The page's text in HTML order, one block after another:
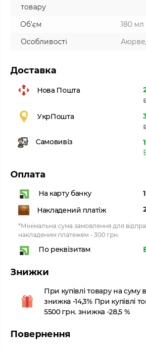
товару
Об'єм
180 мл
Особливості
Доставка
Нова Пошта
УкрПошта
Самовивіз
Оплата
На карту банку
Накладений платіж
*Мінімальна сума замовлення для
накладеним платежем - 300 грн.
По реквізитам
Знижки
При купівлі товару на суму
знижка -14,3% При купівлі
5500 грн. знижка -28,5 %
Повернення